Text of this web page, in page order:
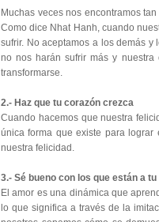
Muchas veces nos encontramos
Como dice Nhat Hanh, cuando
sufrir. No aceptamos a los demás
no nos harán sufrir más y
transformarse.
2.- Haz que tu corazón crezca
Cuando hacemos que nuestra
única forma que existe para
nuestra felicidad.
3.- Sé bueno con los que están a
El amor es una dinámica que
lo que significa a través de la